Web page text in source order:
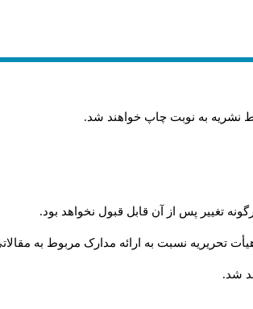
نشريه به نوبت چاپ خواهند شد.
تغییر پس از آن قابل قبول نخواهد بود.
نسبت به ارائه مدارک مربوط به
شد.